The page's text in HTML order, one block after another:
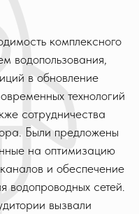
комплексного
водопользования,
в обновление
технологий
сотрудничества
Были предложены
на оптимизацию
и обеспечение
водопроводных сетей.
вызвали